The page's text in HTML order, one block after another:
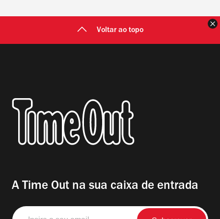
Voltar ao topo
A Time Out na sua caixa de entrada
Insira